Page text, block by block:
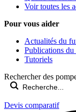
Voir toutes les
Pour vous aider
Actualités du
Publications du
Tutoriels
Rechercher des
Devis comparatif